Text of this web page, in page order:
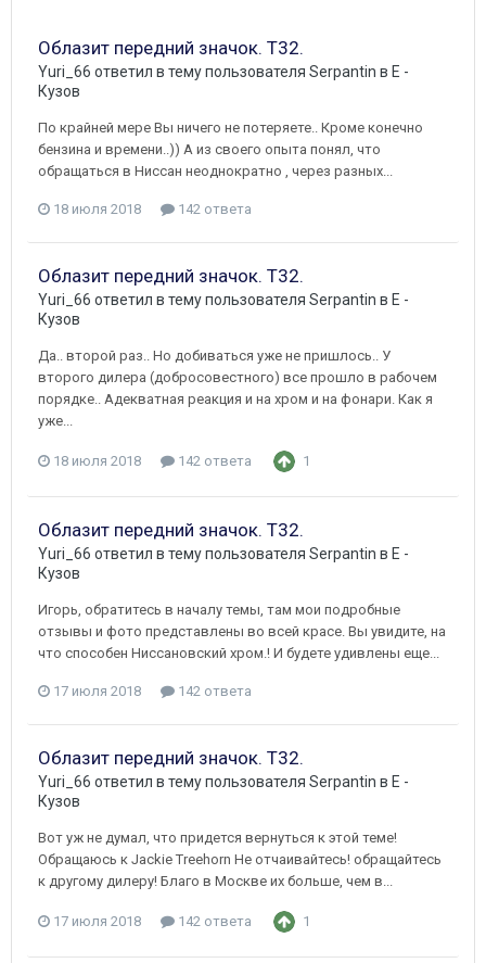
Облазит передний значок. Т32.
Yuri_66 ответил в тему пользователя Serpantin в E -
Кузов
По крайней мере Вы ничего не потеряете.. Кроме конечно
бензина и времени..)) А из своего опыта понял, что
обращаться в Ниссан неоднократно , через разных...
18 июля 2018 142 ответа
Облазит передний значок. Т32.
Yuri_66 ответил в тему пользователя Serpantin в E -
Кузов
Да.. второй раз.. Но добиваться уже не пришлось.. У
второго дилера (добросовестного) все прошло в рабочем
порядке.. Адекватная реакция и на хром и на фонари. Как я
уже...
18 июля 2018 142 ответа 1
Облазит передний значок. Т32.
Yuri_66 ответил в тему пользователя Serpantin в E -
Кузов
Игорь, обратитесь в началу темы, там мои подробные
отзывы и фото представлены во всей красе. Вы увидите, на
что способен Ниссановский хром.! И будете удивлены еще...
17 июля 2018 142 ответа
Облазит передний значок. Т32.
Yuri_66 ответил в тему пользователя Serpantin в E -
Кузов
Вот уж не думал, что придется вернуться к этой теме!
Обращаюсь к Jackie Treehorn Не отчаивайтесь! обращайтесь
к другому дилеру! Благо в Москве их больше, чем в...
17 июля 2018 142 ответа 1